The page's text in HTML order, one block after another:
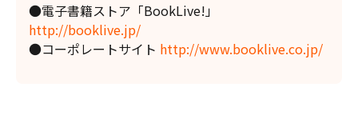
●電子書籍ストア「BookLive!」
http://booklive.jp/
●コーポレートサイト http://www.booklive.co.jp/